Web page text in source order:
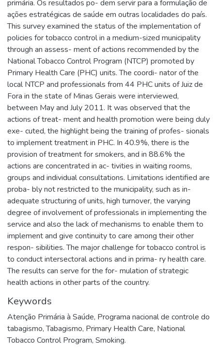
primária. Os resultados po- dem servir para a formulação de
ações estratégicas de saúde em outras localidades do país.
This survey examined the status of the implementation of
policies for tobacco control in a medium-sized municipality
through an assess- ment of actions recommended by the
National Tobacco Control Program (NTCP) promoted by
Primary Health Care (PHC) units. The coordi- nator of the
local NTCP and professionals from 44 PHC units of Juiz de
Fora in the state of Minas Gerais were interviewed,
between May and July 2011. It was observed that the
actions of treat- ment and health promotion were being duly
exe- cuted, the highlight being the training of profes- sionals
to implement treatment in PHC. In 40.9%, there is the
provision of treatment for smokers, and in 88.6% the
actions are concentrated in ac- tivities in waiting rooms,
groups and individual consultations. Limitations identified are
proba- bly not restricted to the municipality, such as in-
adequate structuring of units, high turnover, the varying
degree of involvement of professionals in implementing the
service and also the lack of mechanisms to enable them to
implement and give continuity to care among their other
respon- sibilities. The major challenge for tobacco control is
to conduct intersectoral actions and in prima- ry health care.
The results can serve for the for- mulation of strategic
health actions in other parts of the country.
Keywords
Atenção Primária à Saúde, Programa nacional de controle do
tabagismo,Tabagismo, Primary Health Care, National
Tobacco Control Program, Smoking.